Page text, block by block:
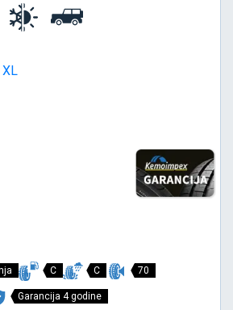
C C 70
Garancija 4 godine